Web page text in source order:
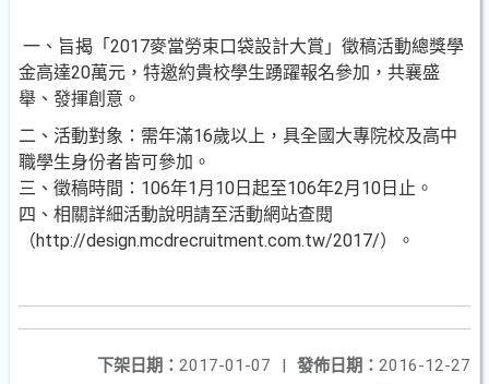
一、旨揭「2017麥當勞束口袋設計大賞」徵稿活動總獎學
金高達20萬元，特邀約貴校學生踴躍報名參加，共襄盛
舉、發揮創意。
二、活動對象：需年滿16歲以上，具全國大專院校及高中
職學生身份者皆可參加。
三、徵稿時間：106年1月10日起至106年2月10日止。
四、相關詳細活動說明請至活動網站查閱
（http://design.mcdrecruitment.com.tw/2017/）。
發佈日期： 2016-12-27
下架日期： 2017-01-07
|